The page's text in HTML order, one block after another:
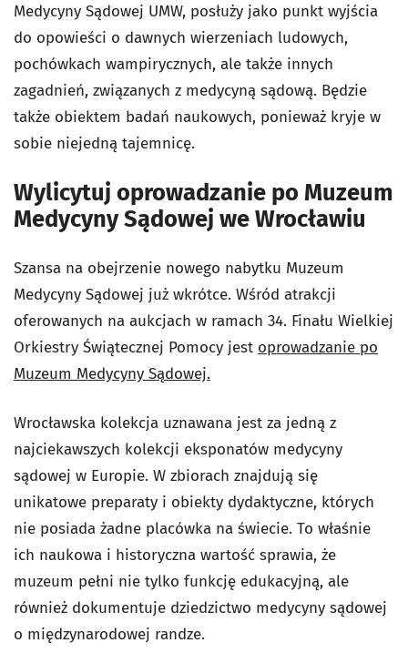
Medycyny Sądowej UMW, posłuży jako punkt wyjścia
do opowieści o dawnych wierzeniach ludowych,
pochówkach wampirycznych, ale także innych
zagadnień, związanych z medycyną sądową. Będzie
także obiektem badań naukowych, ponieważ kryje w
sobie niejedną tajemnicę.
Wylicytuj oprowadzanie po Muzeum
Medycyny Sądowej we Wrocławiu
Szansa na obejrzenie nowego nabytku Muzeum
Medycyny Sądowej już wkrótce. Wśród atrakcji
oferowanych na aukcjach w ramach 34. Finału Wielkiej
Orkiestry Świątecznej Pomocy jest oprowadzanie po
Muzeum Medycyny Sądowej.
Wrocławska kolekcja uznawana jest za jedną z
najciekawszych kolekcji eksponatów medycyny
sądowej w Europie. W zbiorach znajdują się
unikatowe preparaty i obiekty dydaktyczne, których
nie posiada żadne placówka na świecie. To właśnie
ich naukowa i historyczna wartość sprawia, że
muzeum pełni nie tylko funkcję edukacyjną, ale
również dokumentuje dziedzictwo medycyny sądowej
o międzynarodowej randze.